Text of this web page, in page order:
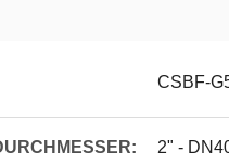
CSBF-
2" -